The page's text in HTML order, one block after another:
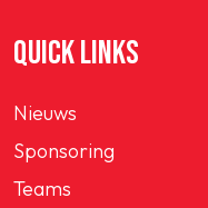
QUICK LINKS
Nieuws
Sponsoring
Teams